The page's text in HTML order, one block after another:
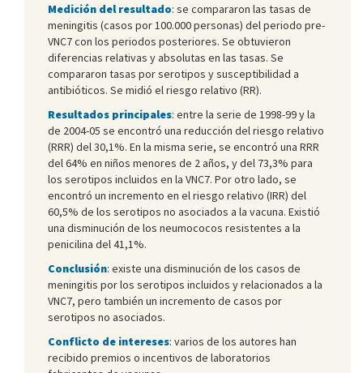
Medición del resultado: se compararon las tasas de
meningitis (casos por 100.000 personas) del periodo pre-
VNC7 con los periodos posteriores. Se obtuvieron
diferencias relativas y absolutas en las tasas. Se
compararon tasas por serotipos y susceptibilidad a
antibióticos. Se midió el riesgo relativo (RR).
Resultados principales: entre la serie de 1998-99 y la
de 2004-05 se encontró una reducción del riesgo relativo
(RRR) del 30,1%. En la misma serie, se encontró una RRR
del 64% en niños menores de 2 años, y del 73,3% para
los serotipos incluidos en la VNC7. Por otro lado, se
encontró un incremento en el riesgo relativo (IRR) del
60,5% de los serotipos no asociados a la vacuna. Existió
una disminución de los neumococos resistentes a la
penicilina del 41,1%.
Conclusión: existe una disminución de los casos de
meningitis por los serotipos incluidos y relacionados a la
VNC7, pero también un incremento de casos por
serotipos no asociados.
Conflicto de intereses: varios de los autores han
recibido premios o incentivos de laboratorios